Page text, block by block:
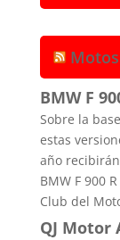
BMW F
Sobre la
estas
año
BMW F 900
Club del
QJ Motor